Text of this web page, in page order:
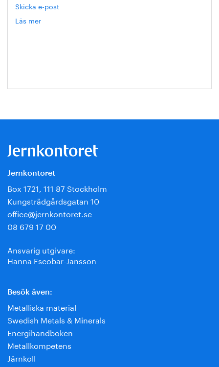
Skicka e-post
Läs mer
Jernkontoret
Box 1721, 111 87 Stockholm
Kungsträdgårdsgatan 10
office@jernkontoret.se
08 679 17 00
Ansvarig utgivare:
Hanna Escobar-Jansson
Besök även:
Metalliska material
Swedish Metals & Minerals
Energihandboken
Metallkompetens
Järnkoll